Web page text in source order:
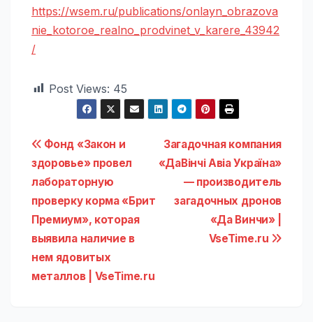
https://wsem.ru/publications/onlayn_obrazova
nie_kotoroe_realno_prodvinet_v_karere_43942
/
Post Views: 45
Навигация
по
записям
Загадочная компания
«ДаВінчі Авіа Україна»
— производитель
загадочных дронов
«Да Винчи» |
VseTime.ru
Фонд «Закон и
здоровье» провел
лабораторную
проверку корма «Брит
Премиум», которая
выявила наличие в
нем ядовитых
металлов | VseTime.ru